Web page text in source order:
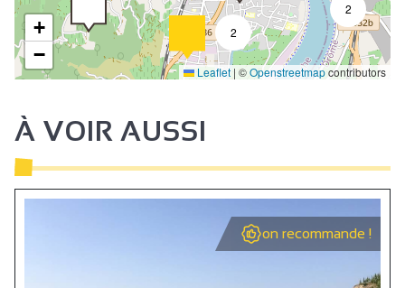
2
2
+
−
Leaflet | ©Openstreetmapcontributors
À VOIR AUSSI
on recommande !